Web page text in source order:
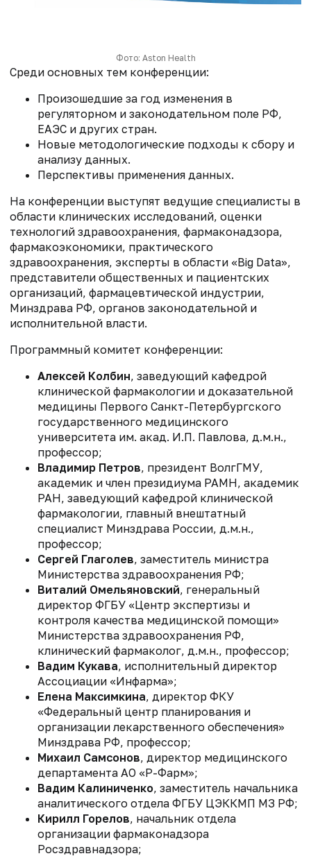
Фото: Aston Health
Среди основных тем конференции:
Произошедшие за год изменения в
регуляторном и законодательном поле РФ,
ЕАЭС и других стран.
Новые методологические подходы к сбору и
анализу данных.
Перспективы применения данных.
На конференции выступят ведущие специалисты в
области клинических исследований, оценки
технологий здравоохранения, фармаконадзора,
фармакоэкономики, практического
здравоохранения, эксперты в области «Big Data»,
представители общественных и пациентских
организаций, фармацевтической индустрии,
Минздрава РФ, органов законодательной и
исполнительной власти.
Программный комитет конференции:
Алексей Колбин, заведующий кафедрой
клинической фармакологии и доказательной
медицины Первого Санкт-Петербургского
государственного медицинского
университета им. акад. И.П. Павлова, д.м.н.,
профессор;
Владимир Петров, президент ВолгГМУ,
академик и член президиума РАМН, академик
РАН, заведующий кафедрой клинической
фармакологии, главный внештатный
специалист Минздрава России, д.м.н.,
профессор;
Сергей Глаголев, заместитель министра
Министерства здравоохранения РФ;
Виталий Омельяновский, генеральный
директор ФГБУ «Центр экспертизы и
контроля качества медицинской помощи»
Министерства здравоохранения РФ,
клинический фармаколог, д.м.н., профессор;
Вадим Кукава, исполнительный директор
Ассоциации «Инфарма»;
Елена Максимкина, директор ФКУ
«Федеральный центр планирования и
организации лекарственного обеспечения»
Минздрава РФ, профессор;
Михаил Самсонов, директор медицинского
департамента АО «Р-Фарм»;
Вадим Калиниченко, заместитель начальника
аналитического отдела ФГБУ ЦЭККМП МЗ РФ;
Кирилл Горелов, начальник отдела
организации фармаконадзора
Росздравнадзора;